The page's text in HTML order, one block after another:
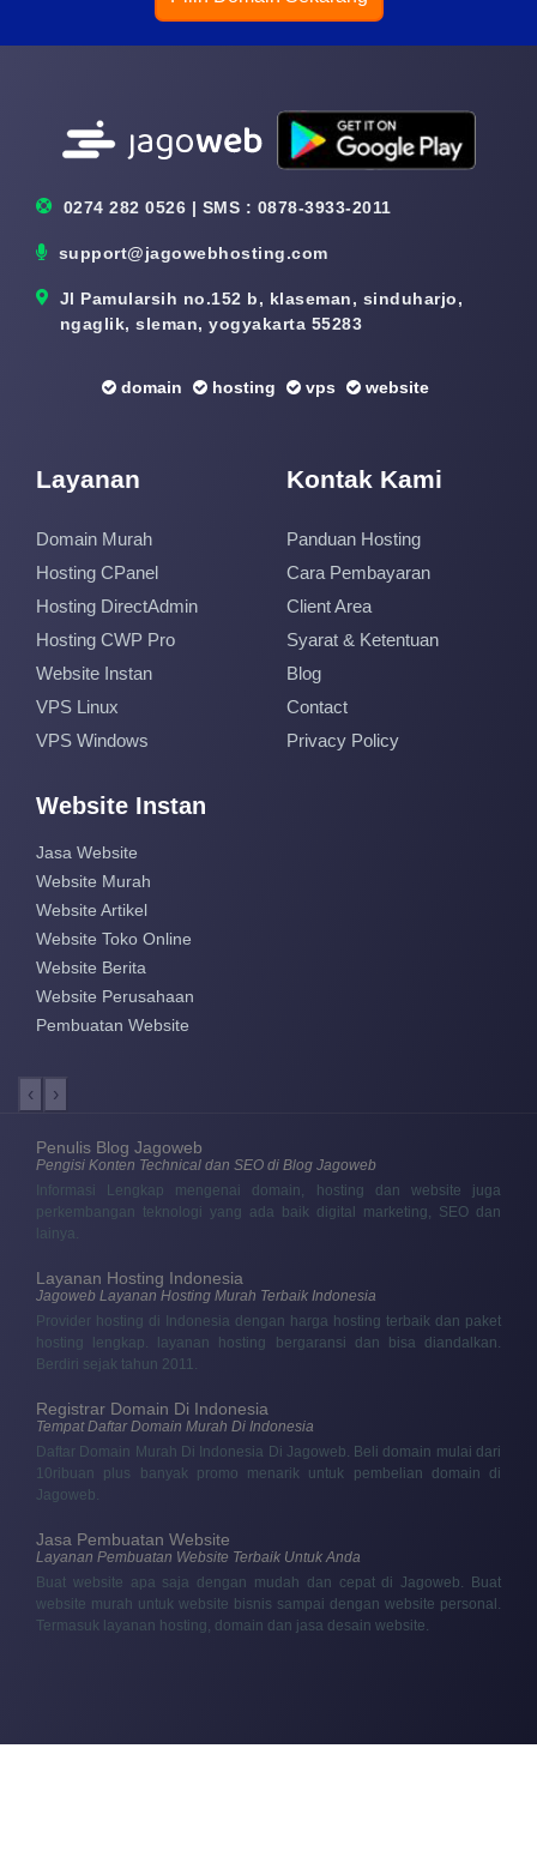
0274 282 0526 | SMS : 0878-3933-2011
support@jagowebhosting.com
Jl Pamularsih no.152 b, klaseman, sinduharjo,
ngaglik, sleman, yogyakarta 55283
domain hosting vps website
Layanan
Domain Murah
Hosting CPanel
Hosting DirectAdmin
Hosting CWP Pro
Website Instan
VPS Linux
VPS Windows
Kontak Kami
Panduan Hosting
Cara Pembayaran
Client Area
Syarat & Ketentuan
Blog
Contact
Privacy Policy
Website Instan
Jasa Website
Website Murah
Website Artikel
Website Toko Online
Website Berita
Website Perusahaan
Pembuatan Website
‹ ›
Penulis Blog Jagoweb
Pengisi Konten Technical dan SEO di Blog Jagoweb
Informasi Lengkap mengenai domain, hosting dan website juga
perkembangan teknologi yang ada baik digital marketing, SEO dan
lainya.
Layanan Hosting Indonesia
Jagoweb Layanan Hosting Murah Terbaik Indonesia
Provider hosting di Indonesia dengan harga hosting terbaik dan paket
hosting lengkap. layanan hosting bergaransi dan bisa diandalkan.
Berdiri sejak tahun 2011.
Registrar Domain Di Indonesia
Tempat Daftar Domain Murah Di Indonesia
Daftar Domain Murah Di Indonesia Di Jagoweb. Beli domain mulai dari
10ribuan plus banyak promo menarik untuk pembelian domain di
Jagoweb.
Jasa Pembuatan Website
Layanan Pembuatan Website Terbaik Untuk Anda
Buat website apa saja dengan mudah dan cepat di Jagoweb. Buat
website murah untuk website bisnis sampai dengan website personal.
Termasuk layanan hosting, domain dan jasa desain website.